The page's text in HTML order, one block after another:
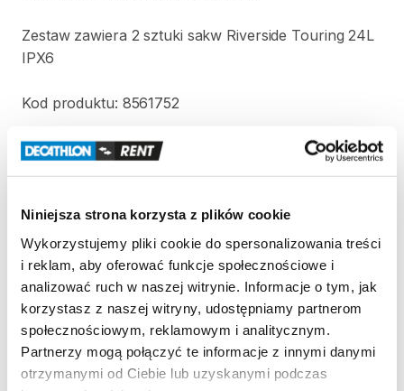
Niniejsza strona korzysta z plików cookie
Wykorzystujemy pliki cookie do spersonalizowania treści
i reklam, aby oferować funkcje społecznościowe i
analizować ruch w naszej witrynie. Informacje o tym, jak
korzystasz z naszej witryny, udostępniamy partnerom
społecznościowym, reklamowym i analitycznym.
Partnerzy mogą połączyć te informacje z innymi danymi
otrzymanymi od Ciebie lub uzyskanymi podczas
Zestaw zawiera 2 sztuki sakw Riverside Touring 24L
IPX6
Kod produktu: 8561752
Strona produktu w sklepie
Zasady wypożyczenia
REGULAMIN
Regulamin wypożyczalni
KAUCJA